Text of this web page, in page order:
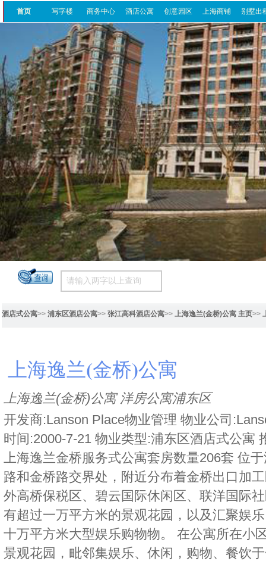
首页 写字楼 商务中心 酒店公寓 创意园区 上海商铺 别墅出
酒店式公寓>> 浦东区酒店公寓>> 张江高科酒店公寓>> 上海逸兰(金桥)公寓 主页>>
上海逸兰(金桥)公寓
上海逸兰(金桥)公寓 洋房公寓浦东区
开发商:Lanson Place物业管理 物业公司
时间:2000-7-21 物业类型:浦东区酒店式公
上海逸兰金桥服务式公寓套房数量206套 位
路和金桥路交界处，附近分布着金桥出口加
外高桥保税区、碧云国际休闲区、联洋国际
有超过一万平方米的景观花园，以及汇聚娱
十万平方米大型娱乐购物物。 在公寓所在小
景观花园，毗邻集娱乐、休闲，购物、餐饮